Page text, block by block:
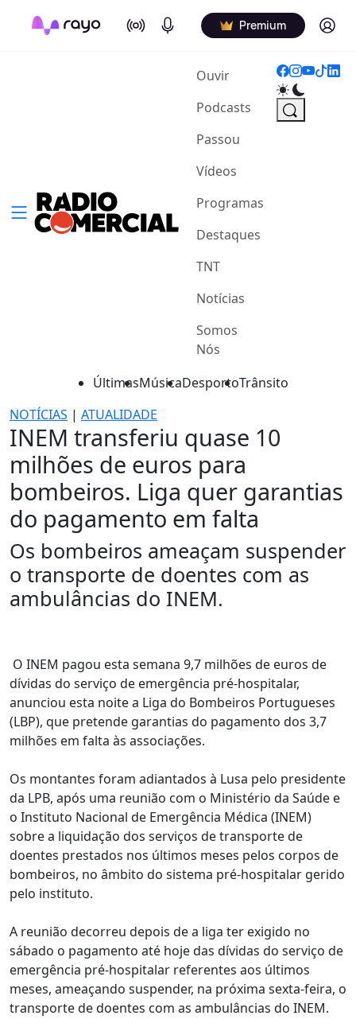
On Air Podcasts Premium Log in
Ouvir(current)
Podcasts
Passou
Vídeos
Programas
Destaques
TNT
Notícias
Somos
Nós
ÚltimasMúsicaDesportoTrânsito
NOTÍCIAS | ATUALIDADE
INEM transferiu quase 10
milhões de euros para
bombeiros. Liga quer garantias
do pagamento em falta
Os bombeiros ameaçam suspender
o transporte de doentes com as
ambulâncias do INEM.
O INEM pagou esta semana 9,7 milhões de euros de
dívidas do serviço de emergência pré-hospitalar,
anunciou esta noite a Liga do Bombeiros Portugueses
(LBP), que pretende garantias do pagamento dos 3,7
milhões em falta às associações.
Os montantes foram adiantados à Lusa pelo presidente
da LPB, após uma reunião com o Ministério da Saúde e
o Instituto Nacional de Emergência Médica (INEM)
sobre a liquidação dos serviços de transporte de
doentes prestados nos últimos meses pelos corpos de
bombeiros, no âmbito do sistema pré-hospitalar gerido
pelo instituto.
A reunião decorreu depois de a liga ter exigido no
sábado o pagamento até hoje das dívidas do serviço de
emergência pré-hospitalar referentes aos últimos
meses, ameaçando suspender, na próxima sexta-feira, o
transporte de doentes com as ambulâncias do INEM.